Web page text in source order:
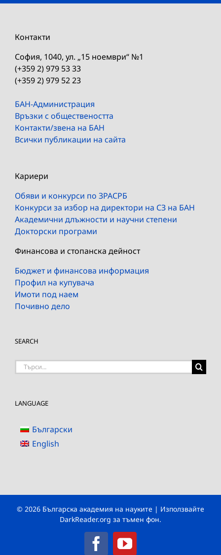
Контакти
София, 1040, ул. „15 ноември“ №1
(+359 2) 979 53 33
(+359 2) 979 52 23
БАН-Администрация
Връзки с обществеността
Контакти/звена на БАН
Всички публикации на сайта
Кариери
Обяви и конкурси по ЗРАСРБ
Конкурси за избор на директори на СЗ на БАН
Академични длъжности и научни степени
Докторски програми
Финансова и стопанска дейност
Бюджет и финансова информация
Профил на купувача
Имоти под наем
Почивно дело
SEARCH
Търсене
LANGUAGE
Български
English
© 2026 Българска академия на науките | Използвайте
DarkReader.org за тъмен фон.
FacebookYouTube